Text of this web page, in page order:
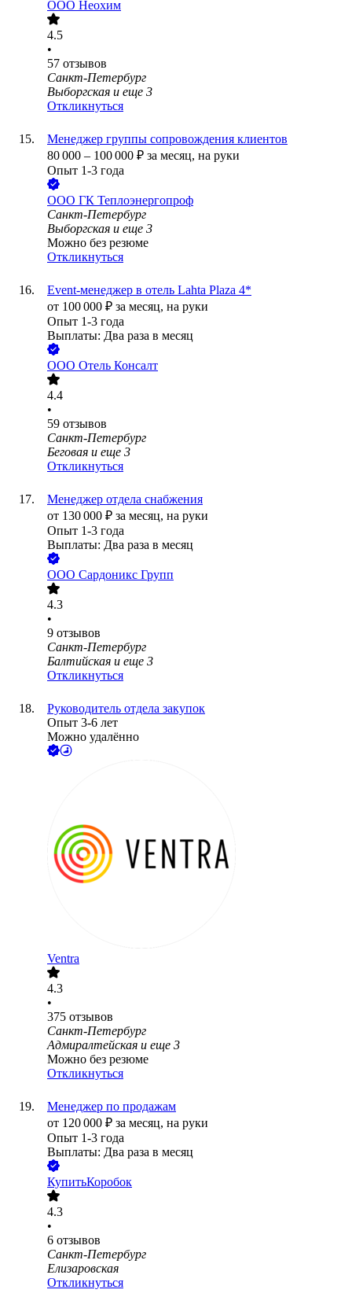
ООО Неохим
4.5
•
57 отзывов
Санкт-Петербург
Выборгская и еще 3
Откликнуться
Менеджер группы сопровождения клиентов
80 000 – 100 000 ₽ за месяц, на руки
Опыт 1-3 года
ООО ГК Теплоэнергопроф
Санкт-Петербург
Выборгская и еще 3
Можно без резюме
Откликнуться
Event-менеджер в отель Lahta Plaza 4*
от 100 000 ₽ за месяц, на руки
Опыт 1-3 года
Выплаты: Два раза в месяц
ООО Отель Консалт
4.4
•
59 отзывов
Санкт-Петербург
Беговая и еще 3
Откликнуться
Менеджер отдела снабжения
от 130 000 ₽ за месяц, на руки
Опыт 1-3 года
Выплаты: Два раза в месяц
ООО Сардоникс Групп
4.3
•
9 отзывов
Санкт-Петербург
Балтийская и еще 3
Откликнуться
Руководитель отдела закупок
Опыт 3-6 лет
Можно удалённо
Ventra
4.3
•
375 отзывов
Санкт-Петербург
Адмиралтейская и еще 3
Можно без резюме
Откликнуться
Менеджер по продажам
от 120 000 ₽ за месяц, на руки
Опыт 1-3 года
Выплаты: Два раза в месяц
КупитьКоробок
4.3
•
6 отзывов
Санкт-Петербург
Елизаровская
Откликнуться